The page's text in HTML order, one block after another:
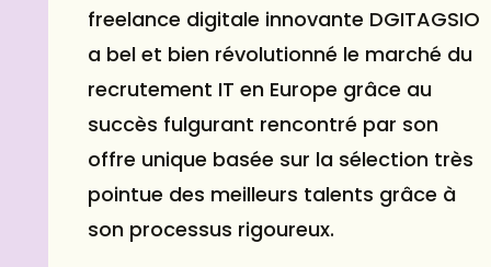
freelance digitale innovante DGITAGSIO
a bel et bien révolutionné le marché du
recrutement IT en Europe grâce au
succès fulgurant rencontré par son
offre unique basée sur la sélection très
pointue des meilleurs talents grâce à
son processus rigoureux.